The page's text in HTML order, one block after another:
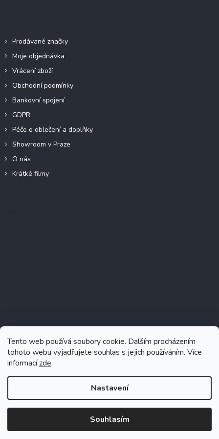
Tento web používá soubory cookie. Dalším procházením
tohoto webu vyjadřujete souhlas s jejich používáním. Více
informacízde.
Nastavení
Souhlasím
Prodávané značky
Moje objednávka
Vrácení zboží
Obchodní podmínky
Bankovní spojení
GDPR
Péče o oblečení a doplňky
Showroom v Praze
O nás
Krátké filmy
Sledovat na Instagramu
Vytvořil Shoptet